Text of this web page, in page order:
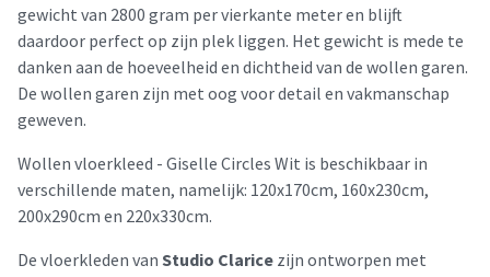
gewicht van 2800 gram per vierkante meter en blijft
daardoor perfect op zijn plek liggen. Het gewicht is mede te
danken aan de hoeveelheid en dichtheid van de wollen garen.
De wollen garen zijn met oog voor detail en vakmanschap
geweven.
Wollen vloerkleed - Giselle Circles Wit is beschikbaar in
verschillende maten, namelijk: 120x170cm, 160x230cm,
200x290cm en 220x330cm.
De vloerkleden van Studio Clarice zijn ontworpen met